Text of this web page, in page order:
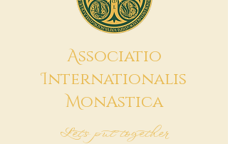
Associatio
Internationalis
MonAstica
Let's put together